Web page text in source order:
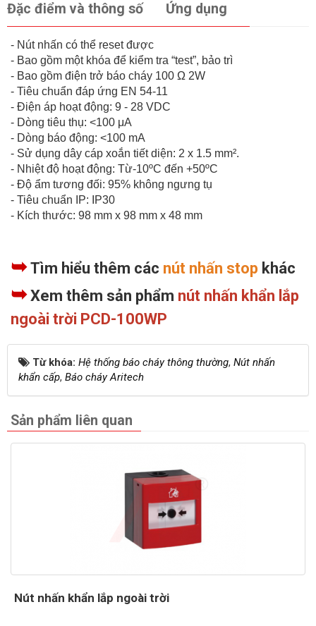
Đặc điểm và thông số Ứng dụng
- Nút nhấn có thể reset được
- Bao gồm một khóa để kiểm tra “test”, bảo trì
- Bao gồm điện trở báo cháy 100 Ω 2W
- Tiêu chuẩn đáp ứng EN 54-11
- Điện áp hoạt động: 9 - 28 VDC
- Dòng tiêu thụ: <100 μA
- Dòng báo động: <100 mA
- Sử dụng dây cáp xoắn tiết diện: 2 x 1.5 mm².
- Nhiệt độ hoạt động: Từ-10ºC đến +50ºC
- Độ ẩm tương đối: 95% không ngưng tụ
- Tiêu chuẩn IP: IP30
- Kích thước: 98 mm x 98 mm x 48 mm
➥Tìm hiểu thêm các nút nhấn stop khác
➥Xem thêm sản phẩm nút nhấn khẩn lắp
ngoài trời PCD-100WP
Từ khóa: Hệ thống báo cháy thông thường, Nút nhấn
khẩn cấp, Báo cháy Aritech
Sản phẩm liên quan
Nút nhấn khẩn lắp ngoài trời